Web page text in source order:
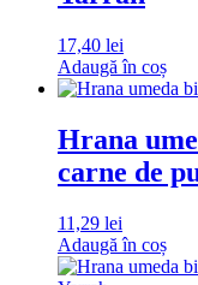
17,40 lei
Adaugă în coș
Hrana
carne de
11,29 lei
Adaugă în coș